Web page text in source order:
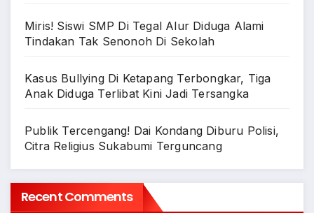
Miris! Siswi SMP Di Tegal Alur Diduga Alami
Tindakan Tak Senonoh Di Sekolah
Kasus Bullying Di Ketapang Terbongkar, Tiga
Anak Diduga Terlibat Kini Jadi Tersangka
Publik Tercengang! Dai Kondang Diburu Polisi,
Citra Religius Sukabumi Terguncang
Recent Comments